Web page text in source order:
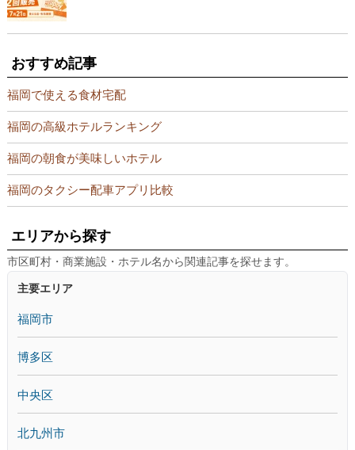
おすすめ記事
福岡で使える食材宅配
福岡の高級ホテルランキング
福岡の朝食が美味しいホテル
福岡のタクシー配車アプリ比較
エリアから探す
市区町村・商業施設・ホテル名から関連記事を探せます。
主要エリア
福岡市
博多区
中央区
北九州市